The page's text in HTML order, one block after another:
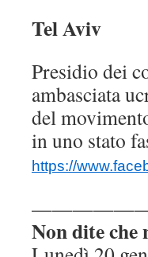
Tel Aviv
Presidio dei
ambasciata
del
in uno stato
https://
Non dite che